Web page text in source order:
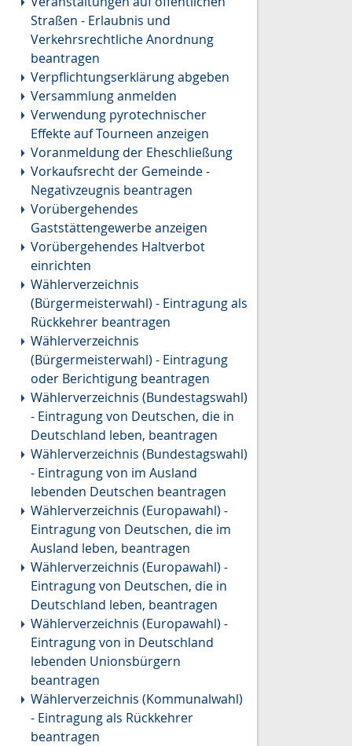
Straßen - Erlaubnis und
Verkehrsrechtliche Anordnung
beantragen
Verpflichtungserklärung abgeben
Versammlung anmelden
Verwendung pyrotechnischer
Effekte auf Tourneen anzeigen
Voranmeldung der Eheschließung
Vorkaufsrecht der Gemeinde -
Negativzeugnis beantragen
Vorübergehendes
Gaststättengewerbe anzeigen
Vorübergehendes Haltverbot
einrichten
Wählerverzeichnis
(Bürgermeisterwahl) - Eintragung als
Rückkehrer beantragen
Wählerverzeichnis
(Bürgermeisterwahl) - Eintragung
oder Berichtigung beantragen
Wählerverzeichnis (Bundestagswahl)
- Eintragung von Deutschen, die in
Deutschland leben, beantragen
Wählerverzeichnis (Bundestagswahl)
- Eintragung von im Ausland
lebenden Deutschen beantragen
Wählerverzeichnis (Europawahl) -
Eintragung von Deutschen, die im
Ausland leben, beantragen
Wählerverzeichnis (Europawahl) -
Eintragung von Deutschen, die in
Deutschland leben, beantragen
Wählerverzeichnis (Europawahl) -
Eintragung von in Deutschland
lebenden Unionsbürgern
beantragen
Wählerverzeichnis (Kommunalwahl)
- Eintragung als Rückkehrer
beantragen